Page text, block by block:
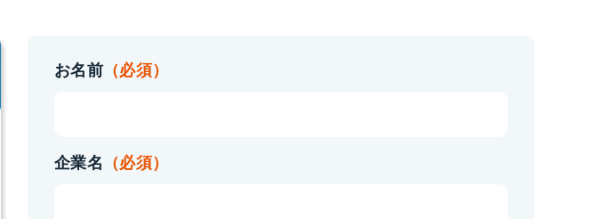
お名前（必須）
企業名 （必須）